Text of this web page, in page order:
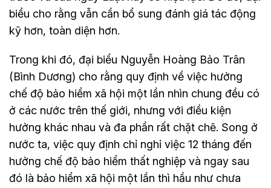
biểu cho rằng vẫn cần bổ sung đánh giá tác động
kỹ hơn, toàn diện hơn.
Trong khi đó, đại biểu Nguyễn Hoàng Bảo Trân
(Bình Dương) cho rằng quy định về việc hưởng
chế độ bảo hiểm xã hội một lần nhìn chung đều có
ở các nước trên thế giới, nhưng với điều kiện
hưởng khác nhau và đa phần rất chặt chẽ. Song ở
nước ta, việc quy định chỉ nghỉ việc 12 tháng đến
hưởng chế độ bảo hiểm thất nghiệp và ngay sau
đó là bảo hiểm xã hội một lần thì hầu như chưa